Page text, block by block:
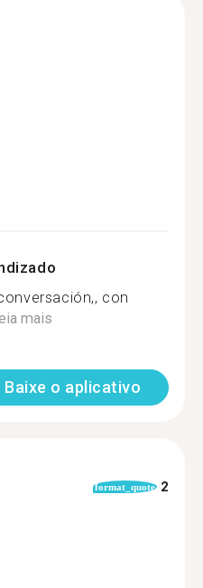
con
mais
Baixe o aplicativo
format_quote 2